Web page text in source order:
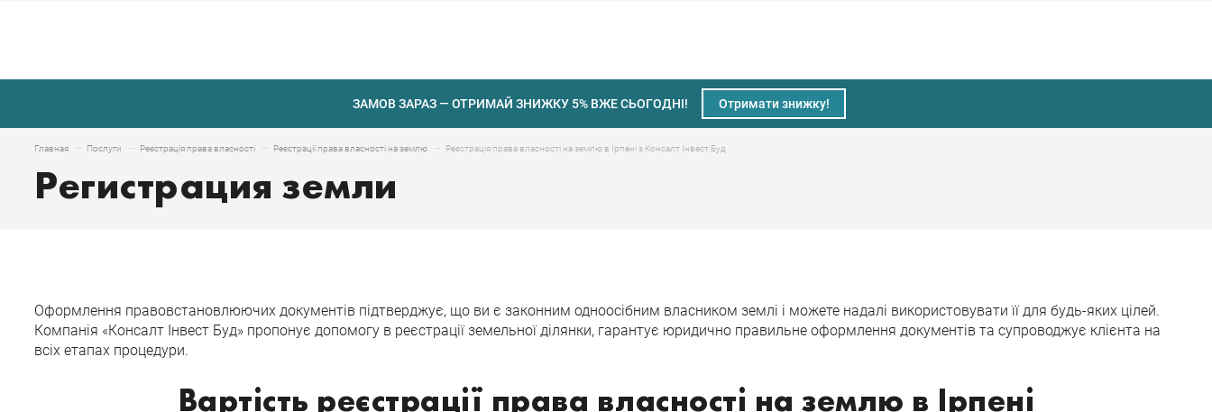
ЗАМОВ ЗАРАЗ — ОТРИМАЙ ЗНИЖКУ 5% ВЖЕ СЬОГОДНІ! Отримати знижку!
Главная Послуги Реєстрація права власності Реєстрації права власності на землю Реєстрація права власності на землю в Ірпені з Консалт Інвест Буд
Регистрация земли
Оформлення правовстановлюючих документів підтверджує, що ви є законним одноосібним власником землі і можете надалі використовувати її для будь-яких цілей.
Компанія «Консалт Інвест Буд» пропонує допомогу в реєстрації земельної ділянки, гарантує юридично правильне оформлення документів та супроводжує клієнта на
всіх етапах процедури.
Вартість реєстрації права власності на землю в Ірпені